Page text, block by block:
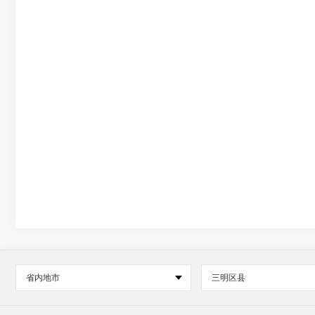
省内地市 三明区县